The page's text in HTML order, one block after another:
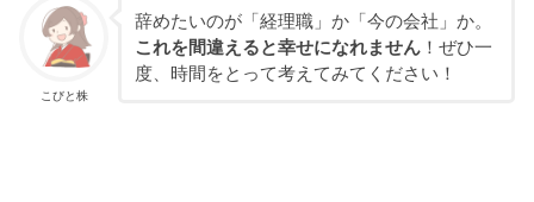
こびと株
辞めたいのが「経理職」か「今の会社」か。
これを間違えると幸せになれません！ぜひ一
度、時間をとって考えてみてください！